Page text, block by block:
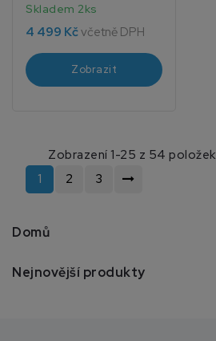
Skladem 2ks
4 499 Kčvčetně DPH
Zobrazit
Zobrazení 1-25 z 54 položek
1
2 3
Domů
Nejnovější produkty